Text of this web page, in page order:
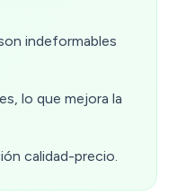
indeformables
lo que mejora la
calidad-precio.